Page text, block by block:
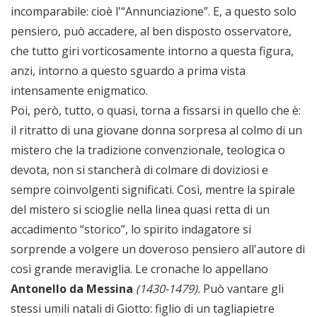
incomparabile: cioè l'“Annunciazione”. E, a questo solo
pensiero, può accadere, al ben disposto osservatore,
che tutto giri vorticosamente intorno a questa figura,
anzi, intorno a questo sguardo a prima vista
intensamente enigmatico.
Poi, però, tutto, o quasi, torna a fissarsi in quello che è:
il ritratto di una giovane donna sorpresa al colmo di un
mistero che la tradizione convenzionale, teologica o
devota, non si stancherà di colmare di doviziosi e
sempre coinvolgenti significati. Così, mentre la spirale
del mistero si scioglie nella linea quasi retta di un
accadimento “storico”, lo spirito indagatore si
sorprende a volgere un doveroso pensiero all'autore di
così grande meraviglia. Le cronache lo appellano
Antonello da Messina (1430-1479). Può vantare gli
stessi umili natali di Giotto: figlio di un tagliapietre